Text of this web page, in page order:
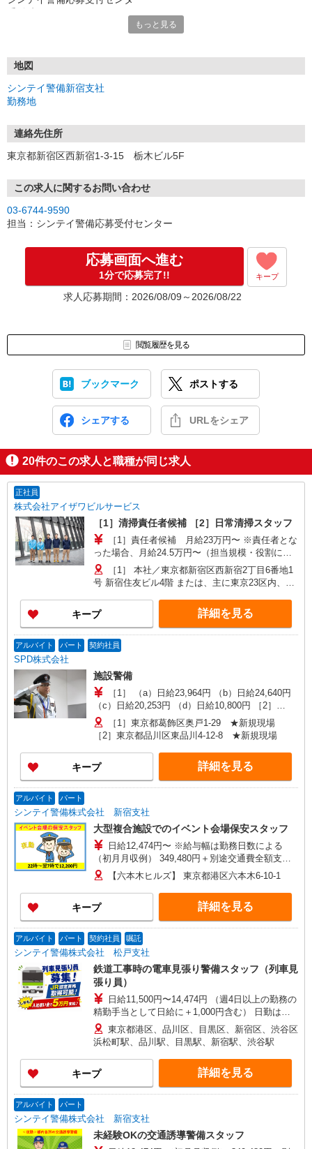
※友達や仲間同士での応募OK
WEB応募された方は、応募受付センターから配信される
予約が可能です。
ショートメールは【03-6778-8910】、Eメールは【job@shintei.bizp
からのご連絡になります。
※「@shintei.bizpla.jp」ドメインからメールが受信できるよう設定
をお願いします。
面接予約メールが配信されない場合や不明な点がございましたら
下記迄お気軽にお問い合わせください。
シンテイ警備 応募受付センター【03-6744-9590】
シンテイ警備 新宿支社【03-5909-8821】
★面接時のマスク着用OKです
・新宿支社（東京都新宿区西新宿1-3-15 栃木ビル5F）
▼
翌日：応募の次の日に面談
2〜4日目：研修スタート（3日間）
5日目：勤務開始！！
もっと見る
地図
シンテイ警備新宿支社
勤務地
連絡先住所
東京都新宿区西新宿1-3-15 栃木ビル5F
この求人に関するお問い合わせ
03-6744-9590
担当：シンテイ警備応募受付センター
応募画面へ進む
1分で応募完了!! キープ
求人応募期間：2026/08/09～2026/08/22
閲覧履歴を見る
ブックマーク ポストする
シェアする URLをシェア
20件のこの求人と職種が同じ求人
正社員
株式会社アイザワビルサービス
［1］清掃責任者候補 ［2］日常清掃スタッフ
［1］責任者候補 月給23万円〜 ※責任者とな
った場合、月給24.5万円〜（担当規模・役割によ
り段階的に昇給 月収例26.1万円（入社2年/基本給
23万円＋資格手当5,000円＋残業手当2.6万円※月
20時間） 年収例360.2万円（上記月収例26.1万円
＋賞与年2回） ［2］日常清掃 月給22万円〜 月
収例24.6万円（入社1年/未経験/基本給22万円＋残
業手当2.6万円※月20時間） 年収例339.2万円（上
記月収例24.6万円＋賞与年2回） ※残業代はしっ
かり支給いたします
［1］ 本社／東京都新宿区西新宿2丁目6番地1
号 新宿住友ビル4階 または、主に東京23区内、関
ンション 各現場へは直行直帰OK！※転居を伴う
転勤はありません。 ［2］東京都内各地にあり！
新宿区周辺エリア ・新宿区西新宿2丁目 ・新宿区
西新宿8丁目 ・新宿区大久保3丁目 ・新宿区西新
丁目 ・千代田区神田駿河台2丁目 ・千代田区西神
田3丁目 ・千代田区二番町4丁目 ・千代田区麹町5
丁目 ・千代田区麹町1丁目 ・千代田区一番町 港区
周辺エリア ・港区三田1丁目 ・港区芝浦3丁目 ・
港区赤坂8丁目 文京区（飯田橋）周辺エリア ・文
京区後楽2丁目 台東区周辺エリア ・台東区北上野
央区周辺エリア ・中央区日本橋2丁目 ※すべて駅
から徒歩圏内です！ ※現場状況により、配属現場
が上記と異なる場合がございます。
キープ 詳細を見る
アルバイト パート 契約社員
SPD株式会社
施設警備
［1］ （a）日給23,964円 （b）日給24,640円
（c）日給20,253円 （d）日給10,800円 ［2］
（a）日給23,289円 （b）日給12,152円
［1］東京都葛飾区奥戸1-29 ★新規現場
［2］東京都品川区東品川4-12-8 ★新規現場
キープ 詳細を見る
アルバイト パート
シンテイ警備株式会社 新宿支社
大型複合施設でのイベント会場保安スタッフ
日給12,474円〜 ※給与幅は勤務日数による
（初月月収例） 349,480円＋別途交通費全額支給
※日勤20日の場合。研修手当（3日間で3万円）、
入社祝金5万円含む 【各種手当】 ・精勤手当：
1,000円/日 ※週4回以上勤務の場合 ・研修手当：
3日間30,000円 ・入社祝金：合計5万円 【給与は
週払いor月払い、選べます】 ★週払い（毎週水
曜） ※勤務日数によって規定あり ★月払い（毎月
25日） 給料前払いシステムの利用も可能！
【六本木ヒルズ】 東京都港区六本木6-10-1
キープ 詳細を見る
アルバイト パート 契約社員 嘱託
シンテイ警備株式会社 松戸支社
鉄道工事時の電車見張り警備スタッフ（列車見
張り員）
日給11,500円〜14,474円 （週4日以上の勤務の
精勤手当として日給に＋1,000円含む） 日勤は
MAX日収1万2,500円 基本：日給10,500円 週4日以
上勤務で＋1,000円 列車見張員資格取得で＋1,000
円 （列車見張員従事週4日未満は－500円） 夜勤
はMAX日収1万4,474円 基本：日給12,474円 週4日
以上勤務で＋1,000円 列車見張員資格取得で＋
1,000円 （列車見張員従事週4日未満は－500円）
円 30回勤務で3万円 合計5万円GET 初任研修と合
わせて8万円
東京都港区、品川区、目黒区、新宿区、渋谷区
浜松町駅、品川駅、目黒駅、新宿駅、渋谷駅
キープ 詳細を見る
アルバイト パート
シンテイ警備株式会社 新宿支社
未経験OKの交通誘導警備スタッフ